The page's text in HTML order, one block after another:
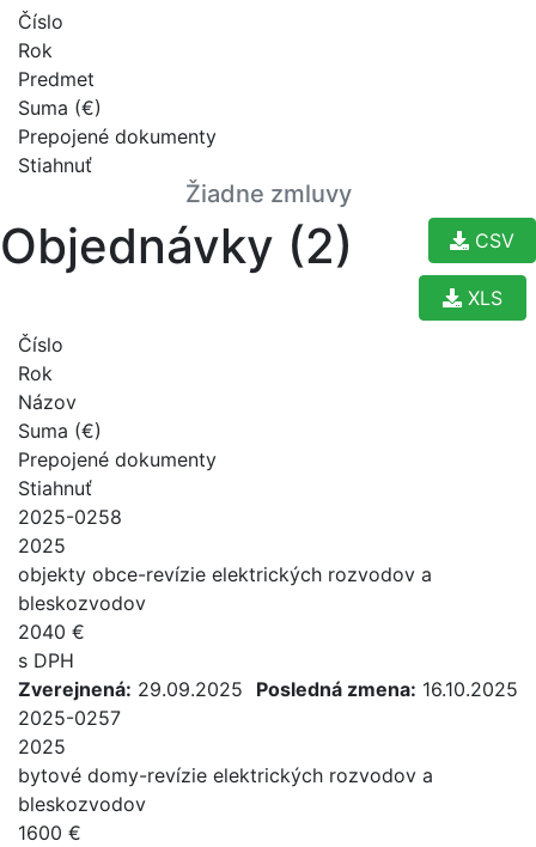
Číslo
Rok
Predmet
Suma (€)
Prepojené dokumenty
Stiahnuť
Žiadne zmluvy
Objednávky (2) CSV
XLS
Číslo
Rok
Názov
Suma (€)
Prepojené dokumenty
Stiahnuť
2025-0258
2025
objekty obce-revízie elektrických rozvodov a
bleskozvodov
2040 €
s DPH
Zverejnená: 29.09.2025 Posledná zmena: 16.10.2025
2025-0257
2025
bytové domy-revízie elektrických rozvodov a
bleskozvodov
1600 €